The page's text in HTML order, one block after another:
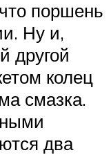
поршень
Ну и,
другой
колец
смазка.
два